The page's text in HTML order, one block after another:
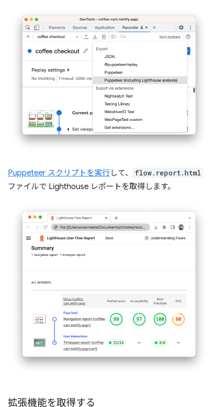
Puppeteer スクリプトを実行して、 flow.report.html
ファイルで Lighthouse レポートを取得します。
拡張機能を取得する